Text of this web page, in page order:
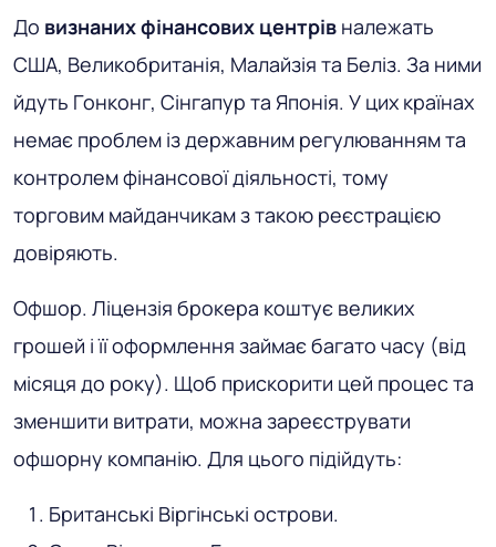
До визнаних фінансових центрів належать
США, Великобританія, Малайзія та Беліз. За ними
йдуть Гонконг, Сінгапур та Японія. У цих країнах
немає проблем із державним регулюванням та
контролем фінансової діяльності, тому
торговим майданчикам з такою реєстрацією
довіряють.
Офшор. Ліцензія брокера коштує великих
грошей і її оформлення займає багато часу (від
місяця до року). Щоб прискорити цей процес та
зменшити витрати, можна зареєструвати
офшорну компанію. Для цього підійдуть:
Британські Віргінські острови.